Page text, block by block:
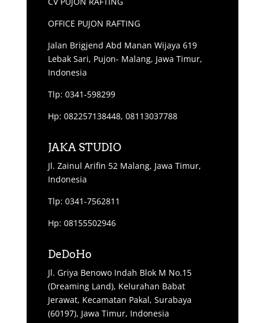
OFFICE PUJON RAFTING
Jalan Brigjend Abd Manan Wijaya 619
Lebak Sari, Pujon- Malang, Jawa Timur,
Indonesia
Tlp: 0341-598299
Hp: 082257138448, 08113037788
JAKA STUDIO
Jl. Zainul Arifin 52 Malang, Jawa Timur,
Indonesia
Tlp: 0341-7562811
Hp: 08155502946
DeDoHo
Jl. Griya Benowo Indah Blok M No.15
(Dreaming Land), Kelurahan Babat
Jerawat, Kecamatan Pakal, Surabaya
(60197), Jawa Timur, Indonesia